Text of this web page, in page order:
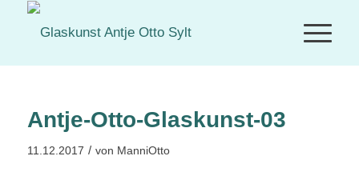
Antje-Otto-Glaskunst-03
11.12.2017 / von ManniOtto